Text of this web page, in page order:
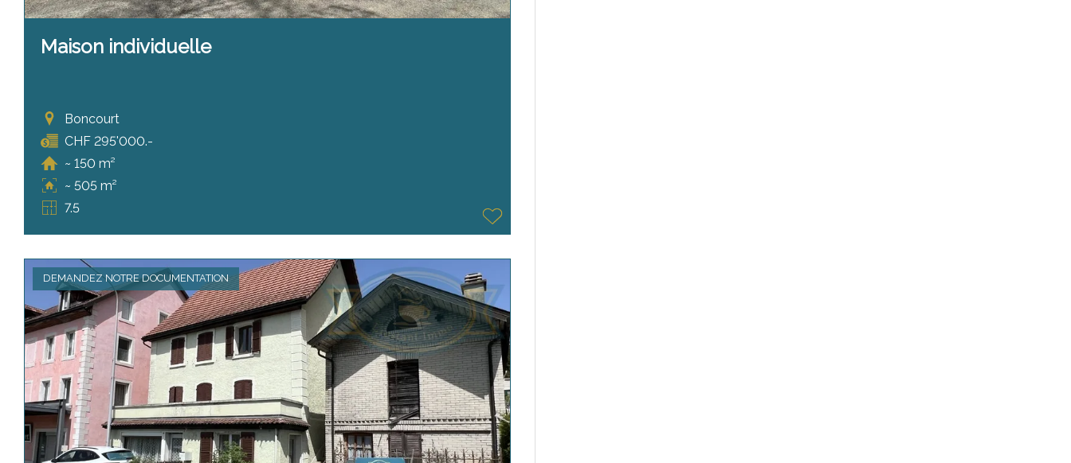
Maison individuelle
Boncourt
CHF 295'000.-
~ 150 m²
~ 505 m²
7.5
DEMANDEZ NOTRE DOCUMENTATION